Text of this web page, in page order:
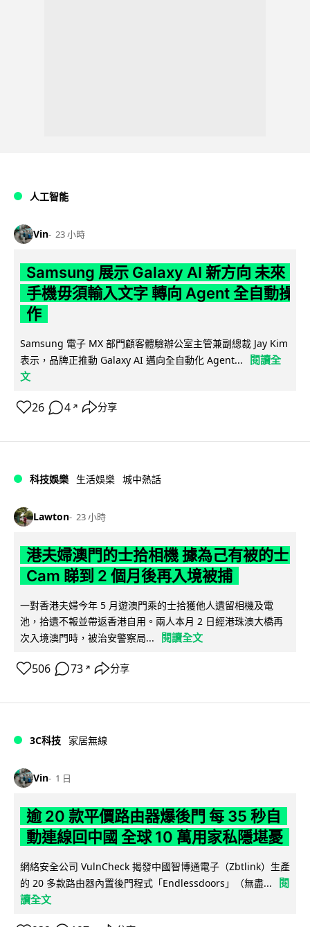
人工智能
Vin 23 小時
Samsung 展示 Galaxy AI 新方向 未來
手機毋須輸入文字 轉向 Agent 全自動操
作
Samsung 電子 MX 部門顧客體驗辦公室主管兼副總裁 Jay Kim
表示，品牌正推動 Galaxy AI 邁向全自動化 Agent...
閱讀全
文
26 4 ↗ 分享
科技娛樂 生活娛樂 城中熱話
Lawton 23 小時
港夫婦澳門的士拾相機 據為己有被的士
Cam 睇到 2 個月後再入境被捕
一對香港夫婦今年 5 月遊澳門乘的士拾獲他人遺留相機及電
池，拾遺不報並帶返香港自用。兩人本月 2 日經港珠澳大橋再
次入境澳門時，被治安警察局...
閱讀全文
506 73 ↗ 分享
3C科技 家居無線
Vin 1 日
逾 20 款平價路由器爆後門 每 35 秒自
動連線回中國 全球 10 萬用家私隱堪憂
網絡安全公司 VulnCheck 揭發中國智博通電子（Zbtlink）生產
的 20 多款路由器內置後門程式「Endlessdoors」（無盡...
閱
讀全文